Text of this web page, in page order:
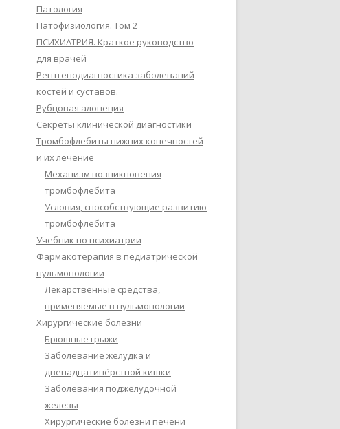
Патология
Патофизиология. Том 2
ПСИХИАТРИЯ. Краткое руководство
для врачей
Рентгенодиагностика заболеваний
костей и суставов.
Рубцовая алопеция
Секреты клинической диагностики
Тромбофлебиты нижних конечностей
и их лечение
Механизм возникновения
тромбофлебита
Условия, способствующие развитию
тромбофлебита
Учебник по психиатрии
Фармакотерапия в педиатрической
пульмонологии
Лекарственные средства,
применяемые в пульмонологии
Хирургические болезни
Брюшные грыжи
Заболевание желудка и
двенадцатипёрстной кишки
Заболевания поджелудочной
железы
Хирургические болезни печени